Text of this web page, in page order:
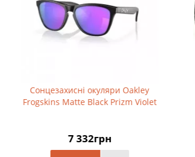
окуляри Oakley
Black Prizm Violet
Окуляри